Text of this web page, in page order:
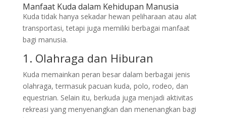
Manfaat Kuda dalam Kehidupan Manusia
Kuda tidak hanya sekadar hewan peliharaan atau alat
transportasi, tetapi juga memiliki berbagai manfaat
bagi manusia.
1. Olahraga dan Hiburan
Kuda memainkan peran besar dalam berbagai jenis
olahraga, termasuk pacuan kuda, polo, rodeo, dan
equestrian. Selain itu, berkuda juga menjadi aktivitas
rekreasi yang menyenangkan dan menenangkan bagi